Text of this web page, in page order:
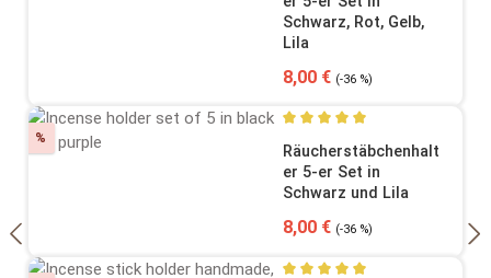
Schwarz, Rot, Gelb,
Lila
Verkaufspreis:
8,00 € Regulärer Preis:
(-36 %)
% Rabatt Durchschnittliche
Räucherstäbchenhalt
er 5-er Set in
Schwarz und Lila
Verkaufspreis:
8,00 € Regulärer Preis:
(-36 %)